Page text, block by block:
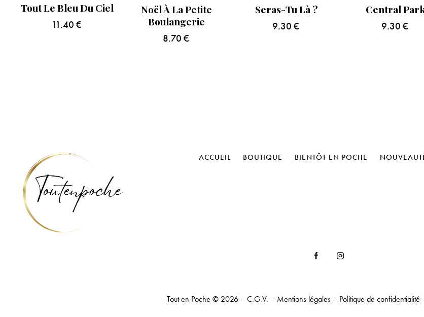
Tout Le Bleu Du Ciel
11.40€
Noël À La Petite
Boulangerie
8.70€
Seras-Tu Là ?
9.30 €
Central
9.30€
ACCUEIL BOUTIQUE BIENTÔT EN POCHE
Tout en Poche © 2026 –C.G.V. – Mentions légales– Politique de confidentialité